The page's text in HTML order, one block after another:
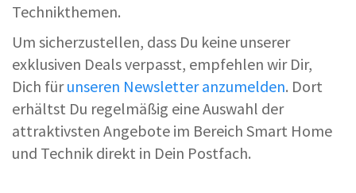
Technikthemen.
Um sicherzustellen, dass Du keine unserer
exklusiven Deals verpasst, empfehlen wir Dir,
Dich fürunseren Newsletter anzumelden. Dort
erhältst Du regelmäßig eine Auswahl der
attraktivsten Angebote im Bereich Smart Home
und Technik direkt in Dein Postfach.